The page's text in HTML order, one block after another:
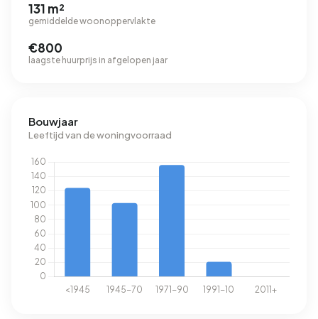
131 m²
gemiddelde woonoppervlakte
€800
laagste huurprijs in afgelopen jaar
Bouwjaar
Leeftijd van de woningvoorraad